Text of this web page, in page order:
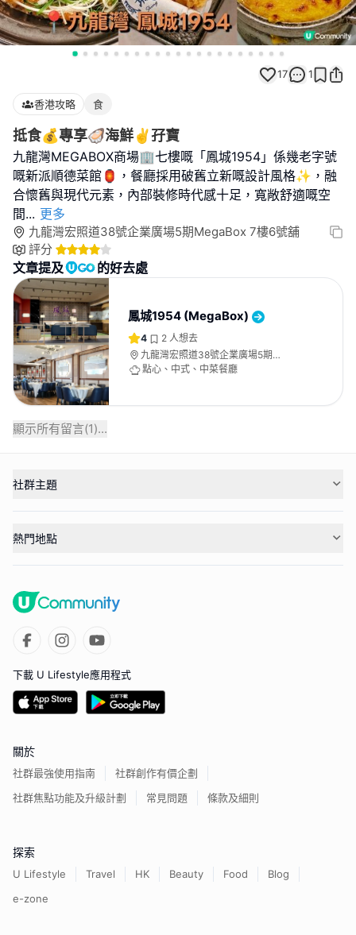
17 1
香港攻略 食
抵食💰專享🦪海鮮✌️孖寶
九龍灣MEGABOX商場🏢七樓嘅「鳳城1954」係幾老字號
嘅新派順德菜館🏮，餐廳採用破舊立新嘅設計風格✨，融
合懷舊與現代元素，內部裝修時代感十足，寬敞舒適嘅空
間... 更多
九龍灣宏照道38號企業廣場5期MegaBox 7樓6號舖
評分
文章提及 的好去處
鳳城1954 (MegaBox)
4 2 人想去
九龍灣宏照道38號企業廣場5期
MegaBox 7樓6號舖
點心、中式、中菜餐廳
顯示所有留言(1)...
社群主題
熱門地點
下載 U Lifestyle應用程式
關於
社群最強使用指南
社群創作有價企劃
社群焦點功能及升級計劃
常見問題 條款及細則
探索
U Lifestyle Travel HK Beauty Food
Blog
e-zone